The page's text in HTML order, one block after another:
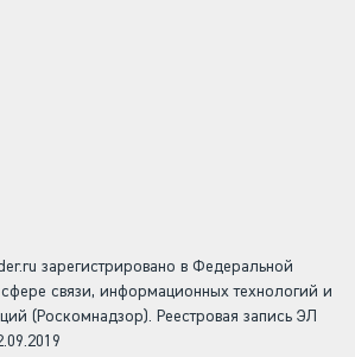
зарегистрировано в Федеральной
связи, информационных технологий и
(Роскомнадзор). Реестровая запись ЭЛ